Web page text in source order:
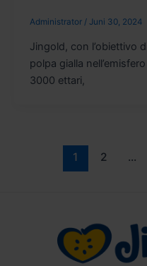
Administrator / Juni 30, 2024
Jingold, con l’obiettivo
polpa gialla
3000 ettari,
1 2 ...